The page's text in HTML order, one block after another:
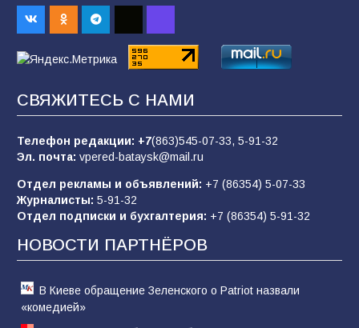
98 04.08.2026
пропагандистский вброс
«Слухами Москву не возьмёшь»: почему
заявления Киева о мобилизации — это
отчаяние, а не разведка
81 02.08.2026
СВЯЖИТЕСЬ С НАМИ
Телефон редакции: +7(863)545-07-33, 5-91-32
Эл. почта: vpered-bataysk@mail.ru
Отдел рекламы и объявлений: +7 (86354) 5-07-33
Журналисты: 5-91-32
Отдел подписки и бухгалтерия: +7 (86354) 5-91-32
НОВОСТИ ПАРТНЁРОВ
В Киеве обращение Зеленского о Patriot назвали
«комедией»